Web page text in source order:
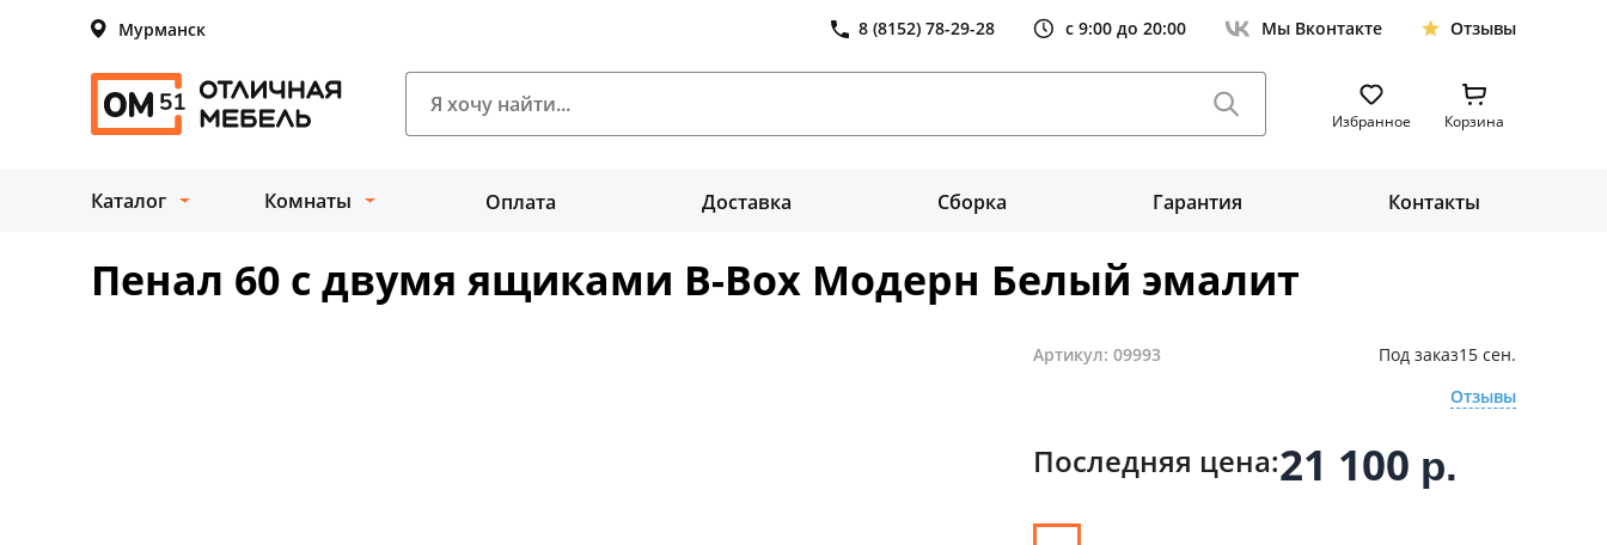
Мурманск 8 (8152) 78-29-28 с 9:00 до 20:00 Мы Вконтакте Отзывы
Избранное Корзина
Каталог Комнаты Оплата Доставка Сборка Гарантия Контакты
Пенал 60 с двумя ящиками B-Box Модерн Белый эмалит
Артикул: 09993 Под заказ15 сен.
Отзывы
Последняя цена:21 100 р.